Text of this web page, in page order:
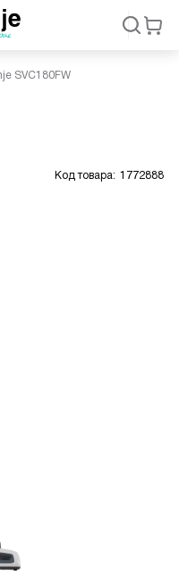
SVC180FW
Код товара: 1772888